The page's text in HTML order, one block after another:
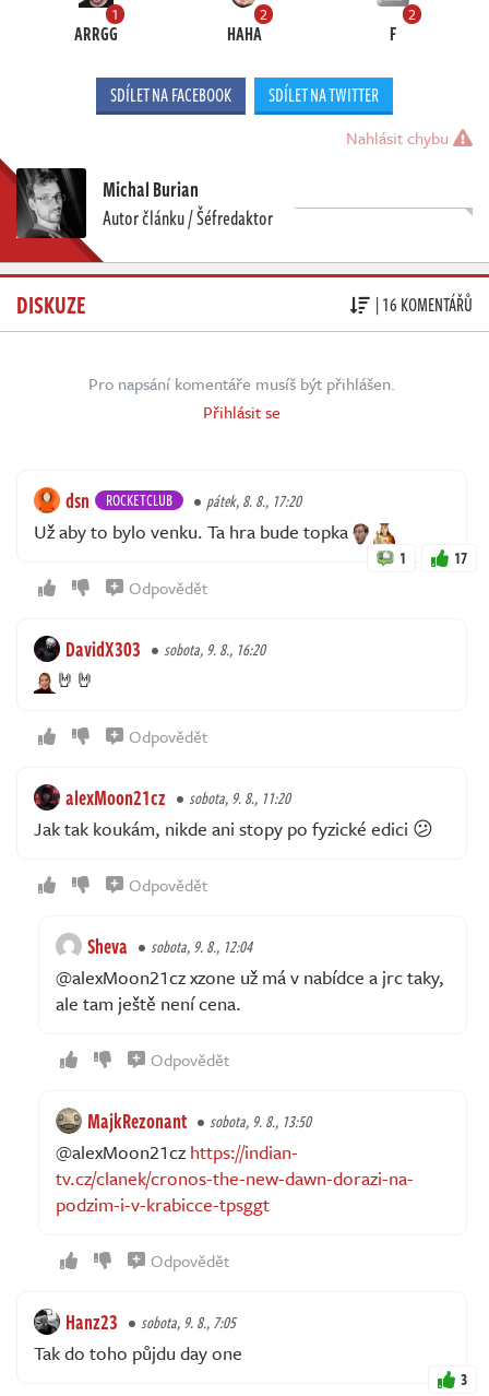
1
ARRGG
2
HAHA
2
F
SDÍLET NA FACEBOOK SDÍLET NA TWITTER
Nahlásit chybu
Michal Burian
Autor článku / Šéfredaktor
DISKUZE | 16 KOMENTÁŘŮ
Pro napsání komentáře musíš být přihlášen.
Přihlásit se
dsn ROCKETCLUB pátek, 8. 8., 17:20
Už aby to bylo venku. Ta hra bude topka
1 17
Odpovědět
DavidX303 sobota, 9. 8., 16:20
🤘🤘
Odpovědět
alexMoon21cz sobota, 9. 8., 11:20
Jak tak koukám, nikde ani stopy po fyzické edici 😕
Odpovědět
Sheva sobota, 9. 8., 12:04
@alexMoon21cz xzone už má v nabídce a jrc taky,
ale tam ještě není cena.
Odpovědět
MajkRezonant sobota, 9. 8., 13:50
@alexMoon21cz https://indian-
tv.cz/clanek/cronos-the-new-dawn-dorazi-na-
podzim-i-v-krabicce-tpsggt
Odpovědět
Hanz23 sobota, 9. 8., 7:05
Tak do toho půjdu day one
3